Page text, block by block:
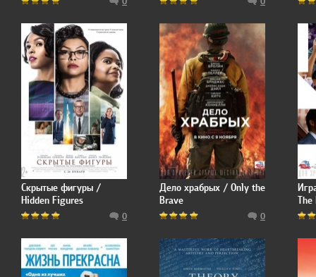
Скрытые фигуры /
Hidden Figures
0
Дело храбрых / Only the
Brave
0